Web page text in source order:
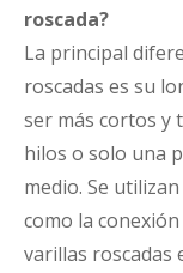
roscada?
La principal
roscadas es su
ser más cortos y
hilos o solo una
medio. Se
como la
varillas roscadas